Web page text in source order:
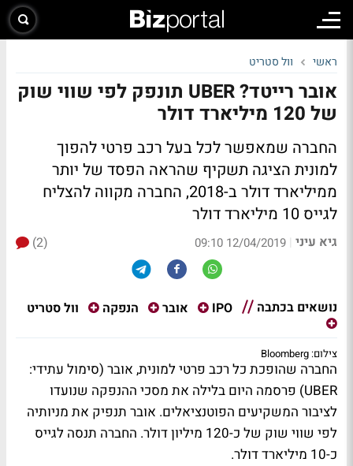
ראשי וול סטריט
אובר רייטד? UBER תונפק לפי שווי שוק
של 120 מיליארד דולר
החברה שמאפשר לכל בעל רכב פרטי להפוך
למונית הציגה תשקיף שהראה הפסד של יותר
ממיליארד דולר ב-2018, החברה מקווה להצליח
לגייס 10 מיליארד דולר
גיא עיני |
12/04/2019 09:10
(2)
נושאים בכתבה IPO אובר הנפקה וול סטריט
צילום: Bloomberg
החברה שהופכת כל רכב פרטי למונית, אובר (סימול עתידי:
UBER) פרסמה היום בלילה את מסכי ההנפקה שנועדו
לציבור המשקיעים הפוטנציאלים. אובר תנפיק את מניותיה
לפי שווי שוק של כ-120 מיליון דולר. החברה תנסה לגייס
כ-10 מיליארד דולר.